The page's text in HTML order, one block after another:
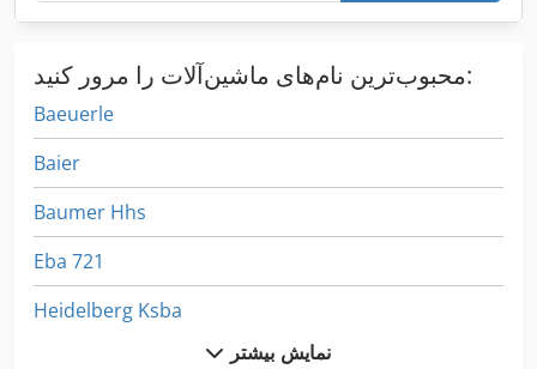
محبوب‌ترین نام‌های ماشین‌آلات را مرور کنید:
Baeuerle
Baier
Baumer Hhs
Eba 721
Heidelberg Ksba
نمایش بیشتر